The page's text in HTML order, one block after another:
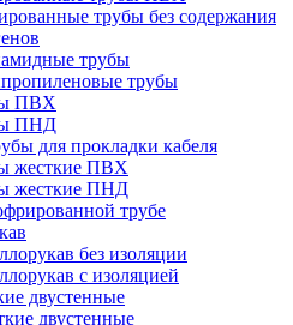
трубы без содержания
трубы
трубы
ПВХ
ПНД
для прокладки кабеля
жесткие ПВХ
жесткие ПНД
трубе
без изоляции
с изоляцией
двустенные
двустенные